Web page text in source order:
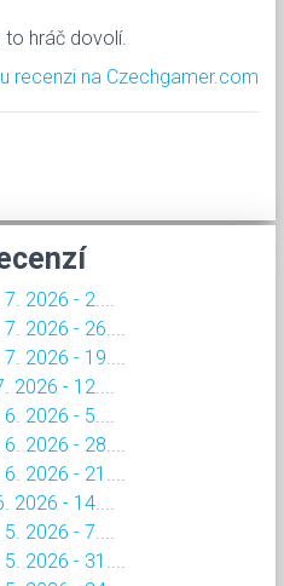
hráč dovolí.
recenzi na Czechgamer.com
2026 - 2....
2026 - 26....
2026 - 19....
2026 - 12....
2026 - 5....
2026 - 28....
2026 - 21....
2026 - 14....
2026 - 7....
2026 - 31....